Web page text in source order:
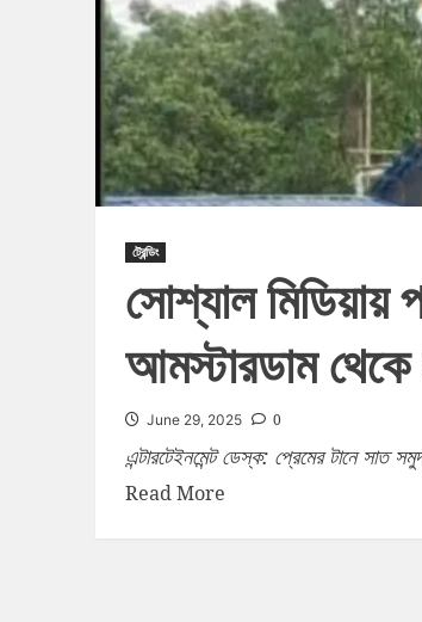
ট্রেন্ডিং
সোশ্যাল মিডিয়ায়
আমস্টারডাম থেকে
June 29, 2025 0
এন্টারটেইনমেন্ট ডেস্ক: প্রেমের টানে সাত
Read More